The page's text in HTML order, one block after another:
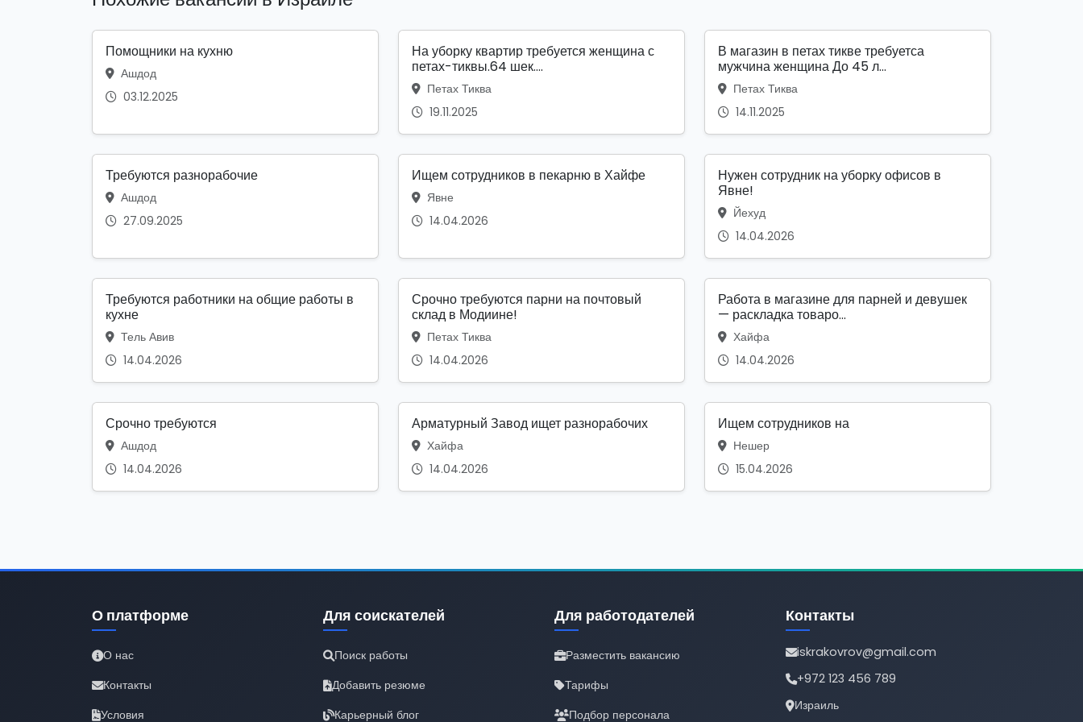
Помощники на кухню
Ашдод
03.12.2025
На уборку квартир требуется женщина с
петах-тиквы.64 шек....
Петах Тиква
19.11.2025
В магазин в петах тикве требуетса
мужчина женщина До 45 л...
Петах Тиква
14.11.2025
Требуются разнорабочие
Ашдод
27.09.2025
Ищем сотрудников в пекарню в Хайфе
Явне
14.04.2026
Нужен сотрудник на уборку офисов в
Явне!
Йехуд
14.04.2026
Требуются работники на общие работы в
кухне
Тель Авив
14.04.2026
Срочно требуются парни на почтовый
склад в Модиине!
Петах Тиква
14.04.2026
Работа в магазине для парней и девушек
— раскладка товаро...
Хайфа
14.04.2026
Срочно требуются
Ашдод
14.04.2026
Арматурный Завод ищет разнорабочих
Хайфа
14.04.2026
Ищем сотрудников на
Нешер
15.04.2026
О платформе
О нас
Контакты
Условия
Для соискателей
Поиск работы
Добавить резюме
Карьерный блог
Для работодателей
Разместить вакансию
Тарифы
Подбор персонала
Контакты
iskrakovrov@gmail.com
+972 123 456 789
Израиль